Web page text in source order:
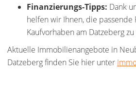
Finanzierungs-Tipps: Dank
helfen wir Ihnen, die passende
Kaufvorhaben am Datzeberg
Aktuelle Immobilienangebote in
Datzeberg finden Sie hier unter